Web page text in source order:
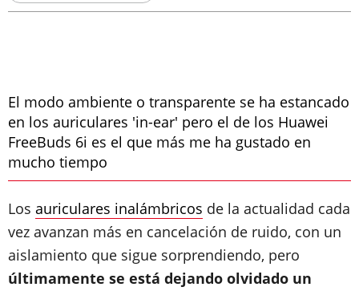
El modo ambiente o transparente se ha estancado
en los auriculares 'in-ear' pero el de los Huawei
FreeBuds 6i es el que más me ha gustado en
mucho tiempo
Los auriculares inalámbricos de la actualidad cada
vez avanzan más en cancelación de ruido, con un
aislamiento que sigue sorprendiendo, pero
últimamente se está dejando olvidado un